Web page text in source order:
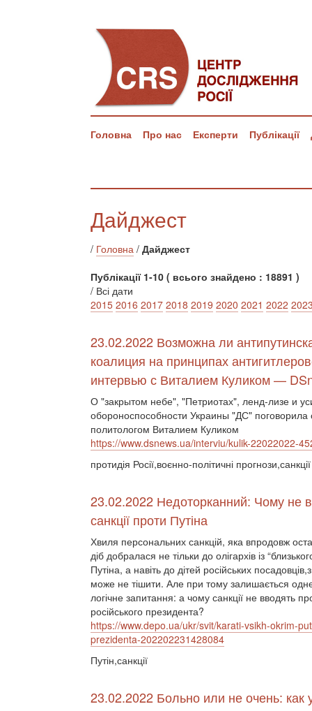
Головна Про нас Експерти Публікації
Дайджест
/ Головна / Дайджест
Публікації 1-10 ( всього знайдено : 18891 )
/ Всі дати
2015 2016 2017 2018 2019 2020 2021 2022
23.02.2022 Возможна ли
коалиция на принципах
интервью с Виталием Куликом —
О "закрытом небе", "Петриотах", ленд-лизе и
обороноспособности Украины "ДС" поговорила
политологом Виталием Куликом
https://www.dsnews.ua/interviu/kulik-22022022-
протидія Росії,воєнно-політичні прогнози,санкції
23.02.2022 Недоторканний: Чому не
санкції проти Путіна
Хвиля персональних санкцій, яка впродовж
діб добралася не тільки до олігархів із
Путіна, а навіть до дітей російських
може не тішити. Але при тому залишається
логічне запитання: а чому санкції не вводять
російського президента?
https://www.depo.ua/ukr/svit/karati-vsikh-okrim-
prezidenta-202202231428084
Путін,санкції
23.02.2022 Больно или не очень: как